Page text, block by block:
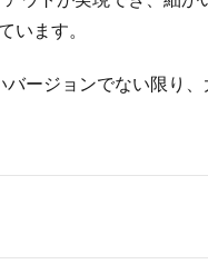
います。
ージョンでない限り